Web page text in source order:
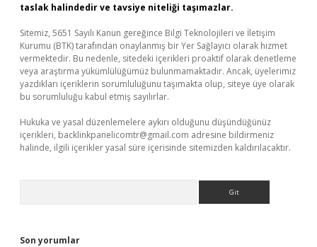
taslak halindedir ve tavsiye niteliği taşımazlar.
Sitemiz, 5651 Sayılı Kanun gereğince Bilgi Teknolojileri ve İletişim
Kurumu (BTK) tarafından onaylanmış bir Yer Sağlayıcı olarak hizmet
vermektedir. Bu nedenle, sitedeki içerikleri proaktif olarak denetleme
veya araştırma yükümlülüğümüz bulunmamaktadır. Ancak, üyelerimiz
yazdıkları içeriklerin sorumluluğunu taşımakta olup, siteye üye olarak
bu sorumluluğu kabul etmiş sayılırlar.
Hukuka ve yasal düzenlemelere aykırı olduğunu düşündüğünüz
içerikleri, backlinkpanelicomtr@gmail.com adresine bildirmeniz
halinde, ilgili içerikler yasal süre içerisinde sitemizden kaldırılacaktır.
Son yorumlar